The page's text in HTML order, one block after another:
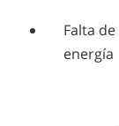
Falta
energía